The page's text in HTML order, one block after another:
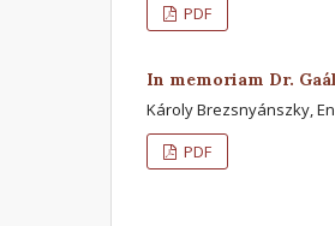
PDF
In memoriam Dr.
Károly Brezsnyánszky,
PDF